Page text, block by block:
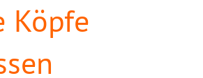
Köpfe